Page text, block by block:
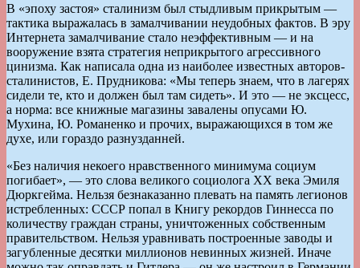
В «эпоху застоя» сталинизм был стыдливым прикрытым —
тактика выражалась в замалчивании неудобных фактов. В эру
Интернета замалчивание стало неэффективным — и на
вооружение взята стратегия неприкрытого агрессивного
цинизма. Как написала одна из наиболее известных авторов-
сталинистов, Е. Прудникова: «Мы теперь знаем, что в лагерях
сидели те, кто и должен был там сидеть». И это — не эксцесс,
а норма: все книжные магазины завалены опусами Ю.
Мухина, Ю. Романенко и прочих, выражающихся в том же
духе, или гораздо разнузданней.
«Без наличия некоего нравственного минимума социум
погибает», — это слова великого социолога ХХ века Эмиля
Дюркгейма. Нельзя безнаказанно плевать на память легионов
истребленных: СССР попал в Книгу рекордов Гиннесса по
количеству граждан страны, уничтоженных собственным
правительством. Нельзя уравнивать построенные заводы и
загубленные десятки миллионов невинных жизней. Иначе